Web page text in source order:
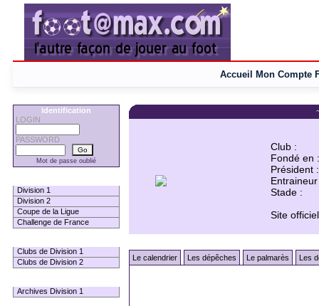
Accueil Mon Compte
Identification
LOGIN
PASSWORD
Mot de passe oublié
Division 1
Division 2
Coupe de la Ligue
Challenge de France
Clubs de Division 1
Clubs de Division 2
Archives Division 1
Club :
Fondé en :
Président :
Stade :
Site
Le calendrier Les dépêches Le palmarès Les